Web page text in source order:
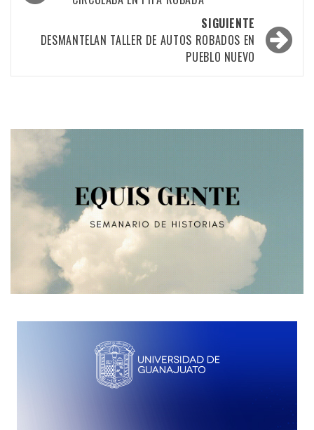
entradas
SIGUIENTE
DESMANTELAN TALLER DE AUTOS ROBADOS EN
PUEBLO NUEVO